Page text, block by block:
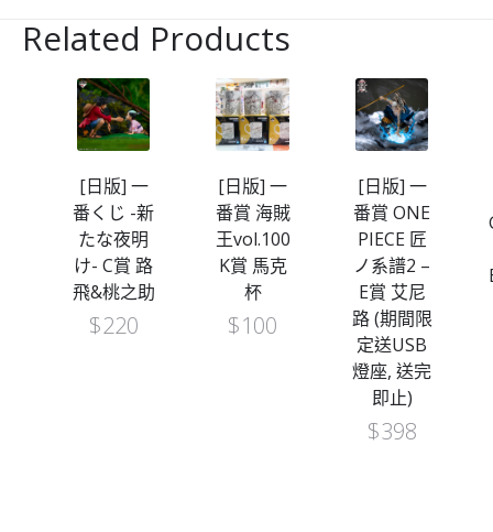
was:
is:
Related Products
[日版] 一
番くじ -新
たな夜明
け- C賞 路
飛&桃之助
$220
[日版] 一
番賞 海賊
王vol.100
K賞 馬克
杯
$100
[日版] 一
番賞 ONE
PIECE 匠
ノ系譜2 –
E賞 艾尼
路 (期間限
定送USB
燈座, 送完
即止)
$398